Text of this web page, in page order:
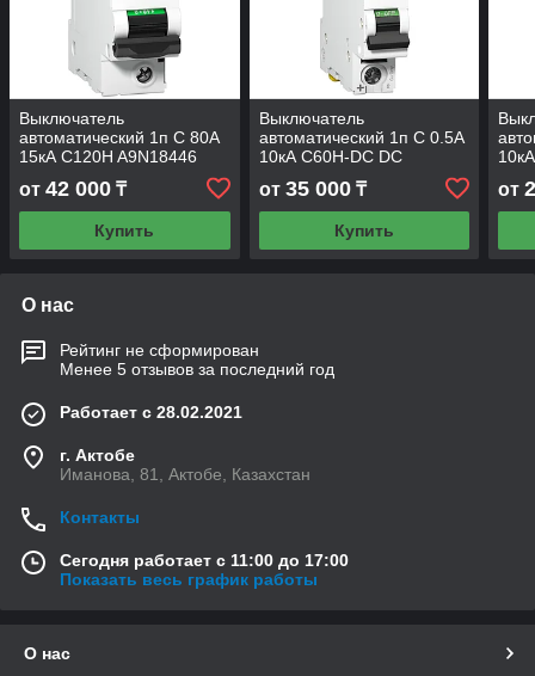
Выключатель
автоматический 1п C 80А
15кА C120H A9N18446
от 42 000 ₸
Купить
Выключатель
автоматический 1п C 0.5А
10кА C60H-DC DC
от 35 000₸
Купить
от
О нас
Рейтинг не сформирован
Менее 5 отзывов за последний год
Работает с 28.02.2021
г. Актобе
Иманова, 81, Актобе, Казахстан
Контакты
Сегодня работает с 11:00 до 17:00
Показать весь график работы
О нас